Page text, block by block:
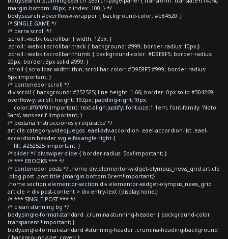
margin-bottom: 60px; z-index: 100; } */
body.search #overflow-x-wrapper { background-color: #e84520; }
/* SINGLE GAME */
/* barra scroll */
.scroll::-webkit-scrollbar { width: 12px; }
.scroll::-webkit-scrollbar-track { background: #999; border-radius: 10px;}
.scroll::-webkit-scrollbar-thumb { background-color: #D9E8F5; border-radius:
20px; border: 3px solid #999; }
.scroll { scrollbar-width: thin; scrollbar-color: #D9E8F5 #999; border-radius:
5px!important; }
/* contenedor scroll */
div.scroll { background: #252525; line-height: 1.66; border: 0px solid #304269;
overflow-y: scroll; height: 192px; padding-right:10px;
color:#f0f0f0!important; text-align:justify; font-size:1.1em; font-family: 'Noto
Sans', sans-serif !important; }
/* pestaña 'instrucciones y requisitos' */
article.category-videojuegos .eael-adv-accordion .eael-accordion-list .eael-
accordion-header svg.e-fas-angle-right {
fill: #252525 !important; }
/* slider */ div.swiper-slide { border-radius: 5px!important; }
/* *** EBOOKS *** */
/* contenedor posts */ .home div.elementor-widget-olympus_news_grid article
.blog-post .post-title {margin-bottom:0rem!important;}
.home section.elementor-section div.elementor-widget-olympus_news_grid
article > div.post-content > div.entry-text {display:none;}
/* *** SINGLE POST *** */
/* clean stunning bg */
body.single-format-standard .crumina-stunning-header { background-color:
transparent !important; }
body.single-format-standard #stunning-header .crumina-heading-background
{ background-size: cover; }